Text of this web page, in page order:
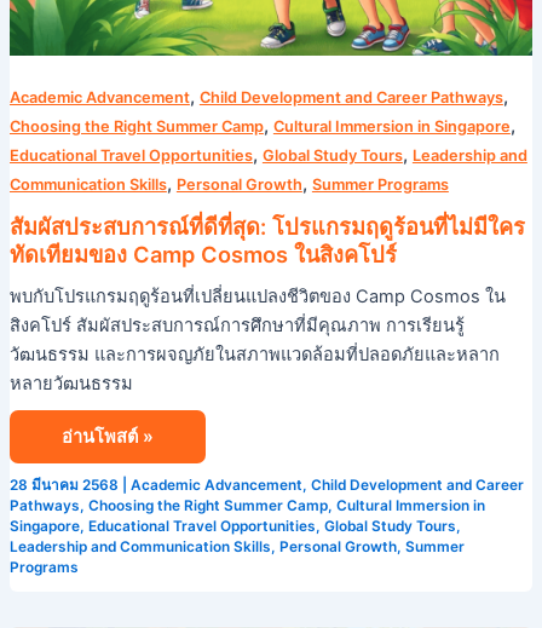
Academic Advancement, Child Development and Career Pathways,
Choosing the Right Summer Camp, Cultural Immersion in Singapore,
Educational Travel Opportunities, Global Study Tours, Leadership and
Communication Skills, Personal Growth, Summer Programs
สัมผัสประสบการณ์ที่ดีที่สุด: โปรแกรมฤดูร้อนที่ไม่มีใคร
ทัดเทียมของ Camp Cosmos ในสิงคโปร์
พบกับโปรแกรมฤดูร้อนที่เปลี่ยนแปลงชีวิตของ Camp Cosmos ใน
สิงคโปร์ สัมผัสประสบการณ์การศึกษาที่มีคุณภาพ การเรียนรู้
วัฒนธรรม และการผจญภัยในสภาพแวดล้อมที่ปลอดภัยและหลาก
หลายวัฒนธรรม
สิงคโปร์
อ่านโพสต์ »
28 มีนาคม 2568 Academic Advancement, Child Development and Career
Pathways, Choosing the Right Summer Camp, Cultural Immersion in
Singapore, Educational Travel Opportunities, Global Study Tours,
Leadership and Communication Skills, Personal Growth, Summer
Programs